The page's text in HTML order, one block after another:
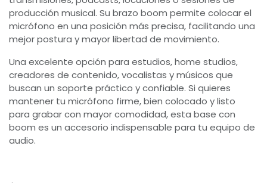
producción musical. Su brazo boom permite colocar el
micrófono en una posición más precisa, facilitando una
mejor postura y mayor libertad de movimiento.
Una excelente opción para estudios, home studios,
creadores de contenido, vocalistas y músicos que
buscan un soporte práctico y confiable. Si quieres
mantener tu micrófono firme, bien colocado y listo
para grabar con mayor comodidad, esta base con
boom es un accesorio indispensable para tu equipo de
audio.